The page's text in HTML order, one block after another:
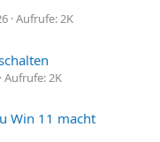
Aufrufe: 2K
Aufrufe: 2K
Win 11 macht